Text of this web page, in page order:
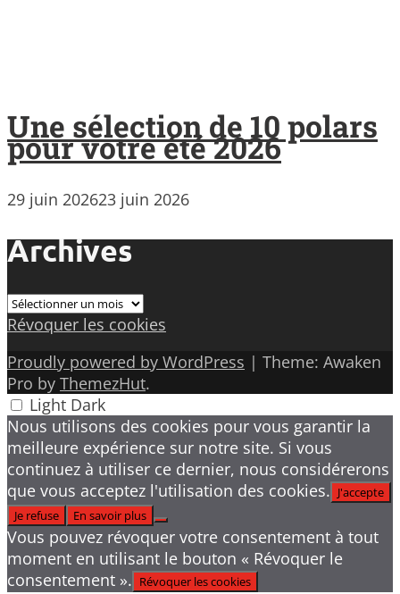
Une sélection de 10 polars
pour votre été 2026
29 juin 202623 juin 2026
Archives
Archives
Révoquer les cookies
Proudly powered by WordPress | Theme: Awaken
Pro by ThemezHut.
Light Dark
Nous utilisons des cookies pour vous garantir la
meilleure expérience sur notre site. Si vous
continuez à utiliser ce dernier, nous considérerons
que vous acceptez l'utilisation des cookies. J'accepte
Je refuse
En savoir plus
Vous pouvez révoquer votre consentement à tout
moment en utilisant le bouton « Révoquer le
consentement ». Révoquer les cookies